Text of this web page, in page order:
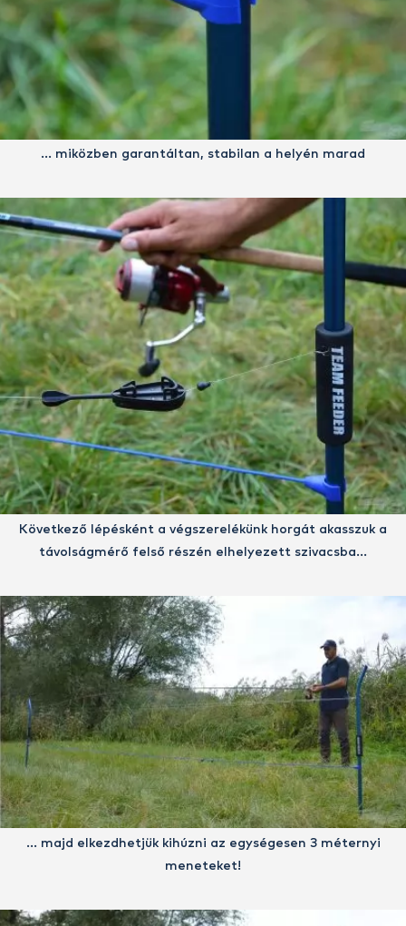
… miközben garantáltan, stabilan a helyén marad
Következő lépésként a végszerelékünk horgát akasszuk a
távolságmérő felső részén elhelyezett szivacsba…
… majd elkezdhetjük kihúzni az egységesen 3 méternyi
meneteket!